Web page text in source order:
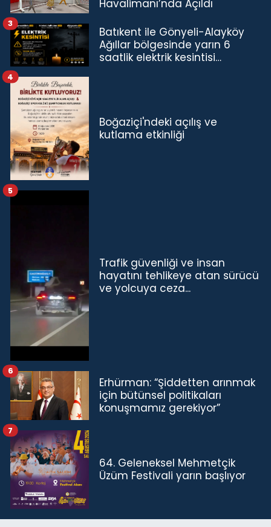
Havalimanı’nda Açıldı
Batıkent ile Gönyeli-Alayköy
Ağıllar bölgesinde yarın 6
saatlik elektrik kesintisi…
3
Boğaziçi'ndeki açılış ve
kutlama etkinliği
4
Trafik güvenliği ve insan
hayatını tehlikeye atan sürücü
ve yolcuya ceza...
5
Erhürman: “Şiddetten arınmak
için bütünsel politikaları
konuşmamız gerekiyor”
6
64. Geleneksel Mehmetçik
Üzüm Festivali yarın başlıyor
7